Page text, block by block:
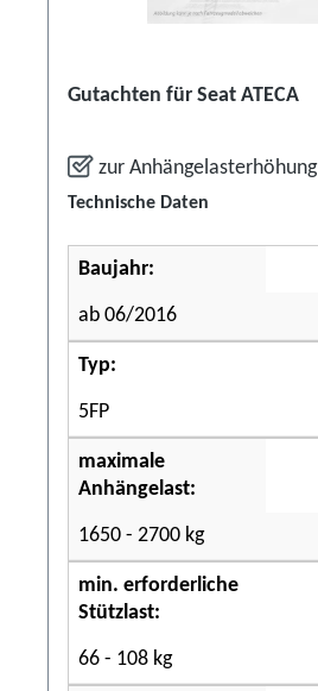
Gutachten für Seat ATECA
zur Anhängelasterhöhung
Technische Daten
Baujahr:
ab 06/2016
Typ:
5FP
maximale
Anhängelast:
1650 - 2700 kg
min. erforderliche
Stützlast:
66 - 108 kg